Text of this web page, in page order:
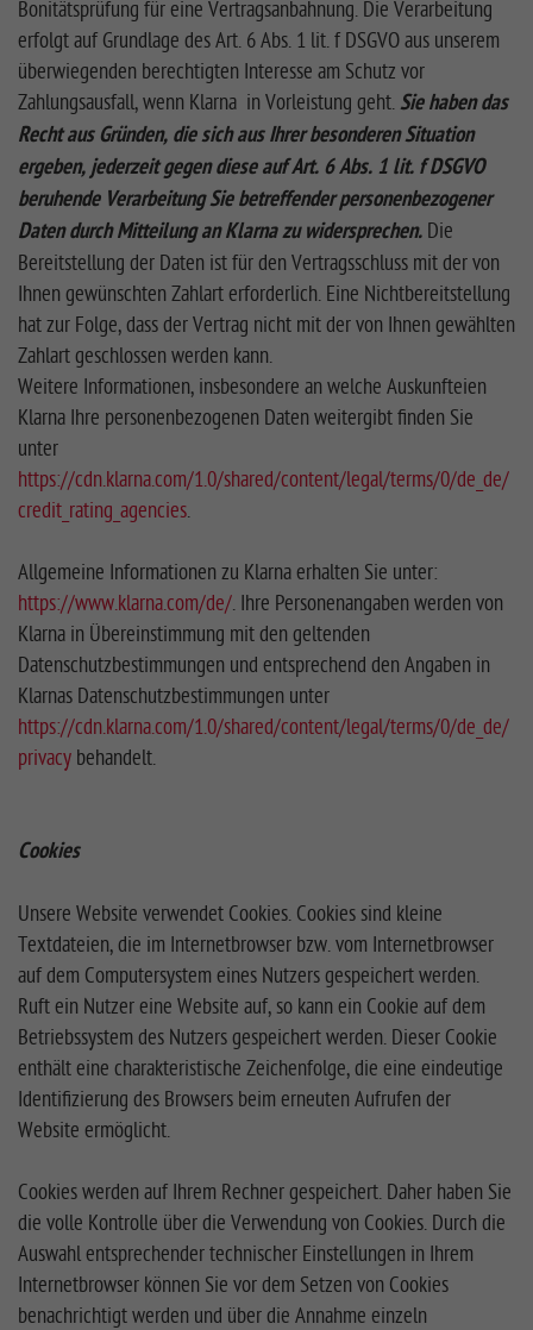
Bonitätsprüfung für eine Vertragsanbahnung. Die Verarbeitung
erfolgt auf Grundlage des Art. 6 Abs. 1 lit. f DSGVO aus unserem
überwiegenden berechtigten Interesse am Schutz vor
Zahlungsausfall, wenn Klarna in Vorleistung geht. Sie haben das
Recht aus Gründen, die sich aus Ihrer besonderen Situation
ergeben, jederzeit gegen diese auf Art. 6 Abs. 1 lit. f DSGVO
beruhende Verarbeitung Sie betreffender personenbezogener
Daten durch Mitteilung an Klarna zu widersprechen. Die
Bereitstellung der Daten ist für den Vertragsschluss mit der von
Ihnen gewünschten Zahlart erforderlich. Eine Nichtbereitstellung
hat zur Folge, dass der Vertrag nicht mit der von Ihnen gewählten
Zahlart geschlossen werden kann.
Weitere Informationen, insbesondere an welche Auskunfteien
Klarna Ihre personenbezogenen Daten weitergibt finden Sie
unter
https://cdn.klarna.com/1.0/shared/content/legal/terms/0/de_de/
credit_rating_agencies.
Allgemeine Informationen zu Klarna erhalten Sie unter:
https://www.klarna.com/de/. Ihre Personenangaben werden von
Klarna in Übereinstimmung mit den geltenden
Datenschutzbestimmungen und entsprechend den Angaben in
Klarnas Datenschutzbestimmungen unter
https://cdn.klarna.com/1.0/shared/content/legal/terms/0/de_de/
privacy behandelt.
Cookies
Unsere Website verwendet Cookies. Cookies sind kleine
Textdateien, die im Internetbrowser bzw. vom Internetbrowser
auf dem Computersystem eines Nutzers gespeichert werden.
Ruft ein Nutzer eine Website auf, so kann ein Cookie auf dem
Betriebssystem des Nutzers gespeichert werden. Dieser Cookie
enthält eine charakteristische Zeichenfolge, die eine eindeutige
Identifizierung des Browsers beim erneuten Aufrufen der
Website ermöglicht.
Cookies werden auf Ihrem Rechner gespeichert. Daher haben Sie
die volle Kontrolle über die Verwendung von Cookies. Durch die
Auswahl entsprechender technischer Einstellungen in Ihrem
Internetbrowser können Sie vor dem Setzen von Cookies
benachrichtigt werden und über die Annahme einzeln